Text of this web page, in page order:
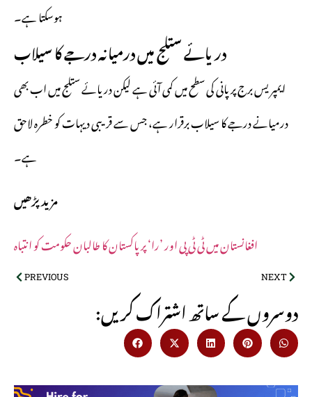
ہوسکتا ہے۔
دریائے ستلج میں درمیانہ درجے کا سیلاب
ایمپریس برج پر پانی کی سطح میں کمی آئی ہے لیکن دریائے ستلج میں اب بھی
درمیانے درجے کا سیلاب برقرار ہے، جس سے قریبی دیہات کو خطرہ لاحق
ہے۔
مزید پڑھیں
افغانستان میں ٹی ٹی پی اور ’را‘ پر پاکستان کا طالبان حکومت کو انتباہ
PREVIOUS NEXT
:دوسروں کے ساتھ اشتراک کریں